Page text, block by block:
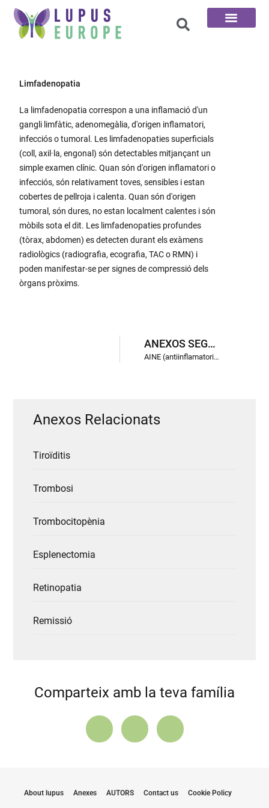
Limfadenopatia
La limfadenopatia correspon a una inflamació d'un
gangli limfàtic, adenomegàlia, d'origen inflamatori,
infecciós o tumoral. Les limfadenopaties superficials
(coll, axil·la, engonal) són detectables mitjançant un
simple examen clínic. Quan són d'origen inflamatori o
infecciós, són relativament toves, sensibles i estan
cobertes de pellroja i calenta. Quan són d'origen
tumoral, són dures, no estan localment calentes i són
mòbils sota el dit. Les limfadenopaties profundes
(tòrax, abdomen) es detecten durant els exàmens
radiològics (radiografia, ecografia, TAC o RMN) i
poden manifestar-se per signes de compressió dels
òrgans pròxims.
ANEXOS SEGÜENTS
AINE (antiinflamatoris no esteroidals)
Anexos Relacionats
Tiroïditis
Trombosi
Trombocitopènia
Esplenectomia
Retinopatia
Remissió
Comparteix amb la teva família
About lupus Anexes AUTORS Contact us Cookie Policy